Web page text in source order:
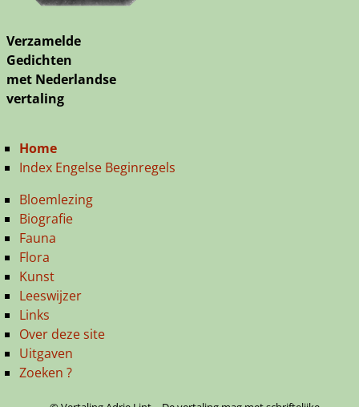
Verzamelde
Gedichten
met Nederlandse
vertaling
Home
Index Engelse Beginregels
Bloemlezing
Biografie
Fauna
Flora
Kunst
Leeswijzer
Links
Over deze site
Uitgaven
Zoeken ?